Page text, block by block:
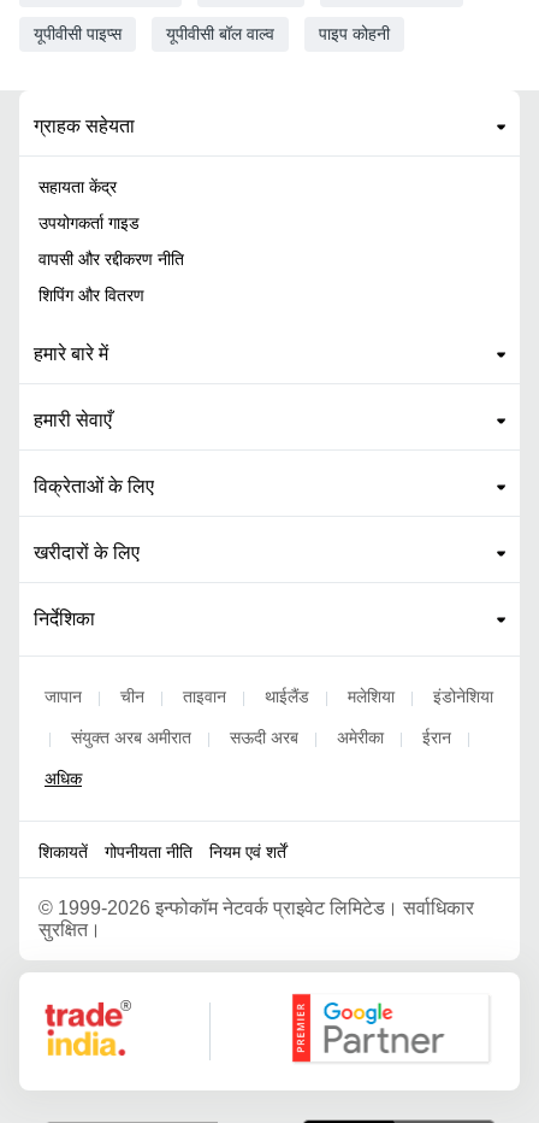
यूपीवीसी पाइप्स यूपीवीसी बॉल वाल्व पाइप कोहनी
ग्राहक सहेयता
सहायता केंद्र
उपयोगकर्ता गाइड
वापसी और रद्दीकरण नीति
शिपिंग और वितरण
हमारे बारे में
हमारी सेवाएँ
विक्रेताओं के लिए
खरीदारों के लिए
निर्देशिका
जापान चीन ताइवान थाईलैंड मलेशिया इंडोनेशिया
संयुक्त अरब अमीरात सऊदी अरब अमेरीका ईरान
अधिक
शिकायतें गोपनीयता नीति नियम एवं शर्तें
© 1999-2026 इन्फोकॉम नेटवर्क प्राइवेट लिमिटेड। सर्वाधिकार
सुरक्षित।
Google Partner